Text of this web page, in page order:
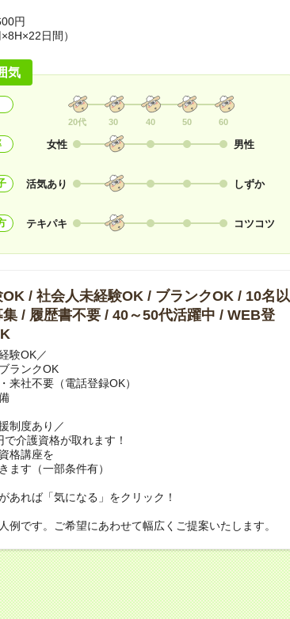
円
日間）
気
20代 30 40 50 60
女性 男性
活気あり しずか
テキパキ コツコツ
/ 社会人未経験OK / ブランクOK / 10名以
集 / 履歴書不要 / 40～50代活躍中 / WEB登
験OK／
ランクOK
来社不要（電話登録OK）
制度あり／
介護資格が取れます！
格講座を
ます（一部条件有）
あれば「気になる」をクリック！
例です。ご希望にあわせて幅広くご提案いたします。